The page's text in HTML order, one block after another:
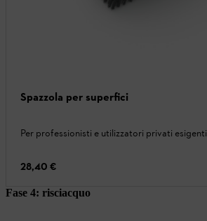
Spazzola per superfici
Per professionisti e utilizzatori privati esigenti
28,40 €
Fase 4: risciacquo